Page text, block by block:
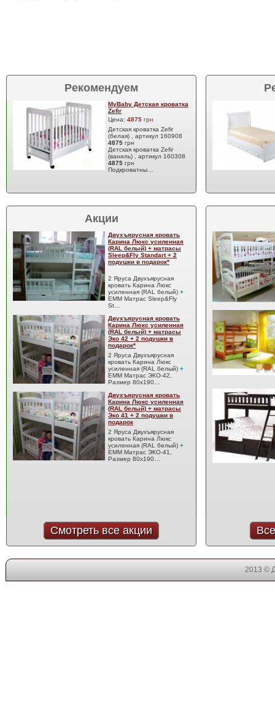
Рекомендуем
MyBaby Детская кроватка
Zefir
Цена: 4875 грн
Детская кроватка Zefir
(белая) , артикул 160908
4875 грн
Детская кроватка Zefir
(ваниль) , артикул 160308
4875 грн
Подкроватны…
Акции
Двухъярусная кровать
Карина Люкс усиленная
(RAL белый) + матрасы
Sleep&Fly Standart + 2
подушки в подарок*
2 Яруса Двухъярусная
кровать Карина Люкс
усиленная (RAL белый) +
EMM Матрас Sleep&Fly
St…
Двухъярусная кровать
Карина Люкс усиленная
(RAL белый) + матрасы
Эко 42 + 2 подушки в
подарок*
2 Яруса Двухъярусная
кровать Карина Люкс
усиленная (RAL белый) +
EMM Матрас ЭКО-42,
Размер 80x190…
Двухъярусная кровать
Карина Люкс усиленная
(RAL белый) + матрасы
Эко 41 + 2 подушки в
подарок
2 Яруса Двухъярусная
кровать Карина Люкс
усиленная (RAL белый) +
EMM Матрас ЭКО-41,
Размер 80x190…
Смотреть все акции
2013 ©